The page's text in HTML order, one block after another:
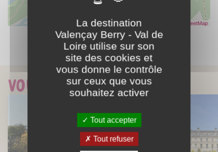
| Données ©OpenStreetMap OpenStreetMap
Partager ce contenu
Vous aimerez aussi...
La destination
Valençay Berry - Val de
Loire utilise sur son
site des cookies et
vous donne le contrôle
sur ceux que vous
souhaitez activer
Tout accepter
Tout refuser